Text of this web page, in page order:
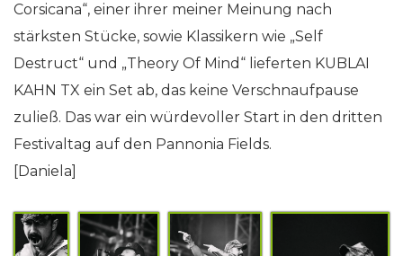
Corsicana“, einer ihrer meiner Meinung nach
stärksten Stücke, sowie Klassikern wie „Self
Destruct“ und „Theory Of Mind“ lieferten KUBLAI
KAHN TX ein Set ab, das keine Verschnaufpause
zuließ. Das war ein würdevoller Start in den dritten
Festivaltag auf den Pannonia Fields.
[Daniela]